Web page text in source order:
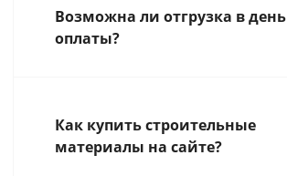
Возможна ли отгрузка в день
оплаты?
Как купить строительные
материалы на сайте?